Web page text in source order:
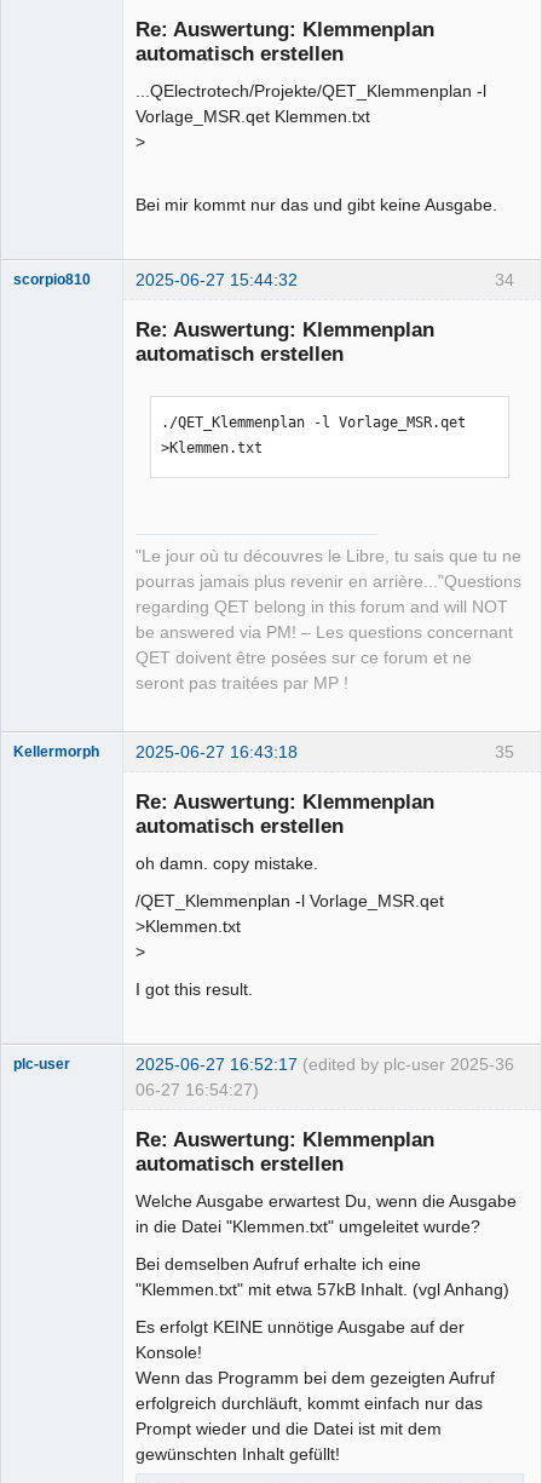
Re: Auswertung: Klemmenplan
automatisch erstellen
...QElectrotech/Projekte/QET_Klemmenplan -l
Vorlage_MSR.qet Klemmen.txt
>
Bei mir kommt nur das und gibt keine Ausgabe.
34
scorpio810 2025-06-27 15:44:32
Re: Auswertung: Klemmenplan
automatisch erstellen
./QET_Klemmenplan -l Vorlage_MSR.qet
>Klemmen.txt
"Le jour où tu découvres le Libre, tu sais que tu ne
pourras jamais plus revenir en arrière..."Questions
regarding QET belong in this forum and will NOT
be answered via PM! – Les questions concernant
QET doivent être posées sur ce forum et ne
seront pas traitées par MP !
35
Kellermorph 2025-06-27 16:43:18
Re: Auswertung: Klemmenplan
automatisch erstellen
oh damn. copy mistake.
/QET_Klemmenplan -l Vorlage_MSR.qet
>Klemmen.txt
>
I got this result.
36
plc-user 2025-06-27 16:52:17 (edited by plc-user 2025-
06-27 16:54:27)
Re: Auswertung: Klemmenplan
automatisch erstellen
Welche Ausgabe erwartest Du, wenn die Ausgabe
in die Datei "Klemmen.txt" umgeleitet wurde?
Bei demselben Aufruf erhalte ich eine
"Klemmen.txt" mit etwa 57kB Inhalt. (vgl Anhang)
Es erfolgt KEINE unnötige Ausgabe auf der
Konsole!
Wenn das Programm bei dem gezeigten Aufruf
erfolgreich durchläuft, kommt einfach nur das
Prompt wieder und die Datei ist mit dem
gewünschten Inhalt gefüllt!